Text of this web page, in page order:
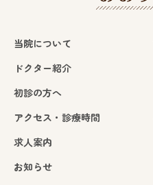
当院について
ドクター紹介
初診の方へ
アクセス・診療時間
求人案内
お知らせ